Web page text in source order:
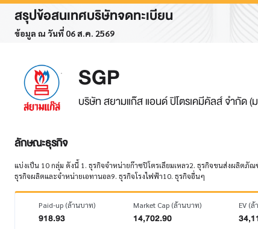
สรุปข้อสนเทศบริษัทจดทะเบียน
ข้อมูล ณ วันที่ 06 ส.ค. 2569
SGP
บริษัท สยามแก๊ส แอนด์ ปิโตรเคมีคัลส์ จำกัด (
ลักษณะธุรกิจ
แบ่งเป็น 10 กลุ่ม ดังนี้ 1. ธุรกิจจำหน่ายก๊าซปิโตรเลียมเหลว2. ธุรกิจขนส่งผลิตภั
ธุรกิจผลิตและจำหน่ายเอทานอล9. ธุรกิจโรงไฟฟ้า10. ธุรกิจอื่นๆ
Paid-up (ล้านบาท)
918.93
Market Cap (ล้านบาท)
14,702.90
EV (